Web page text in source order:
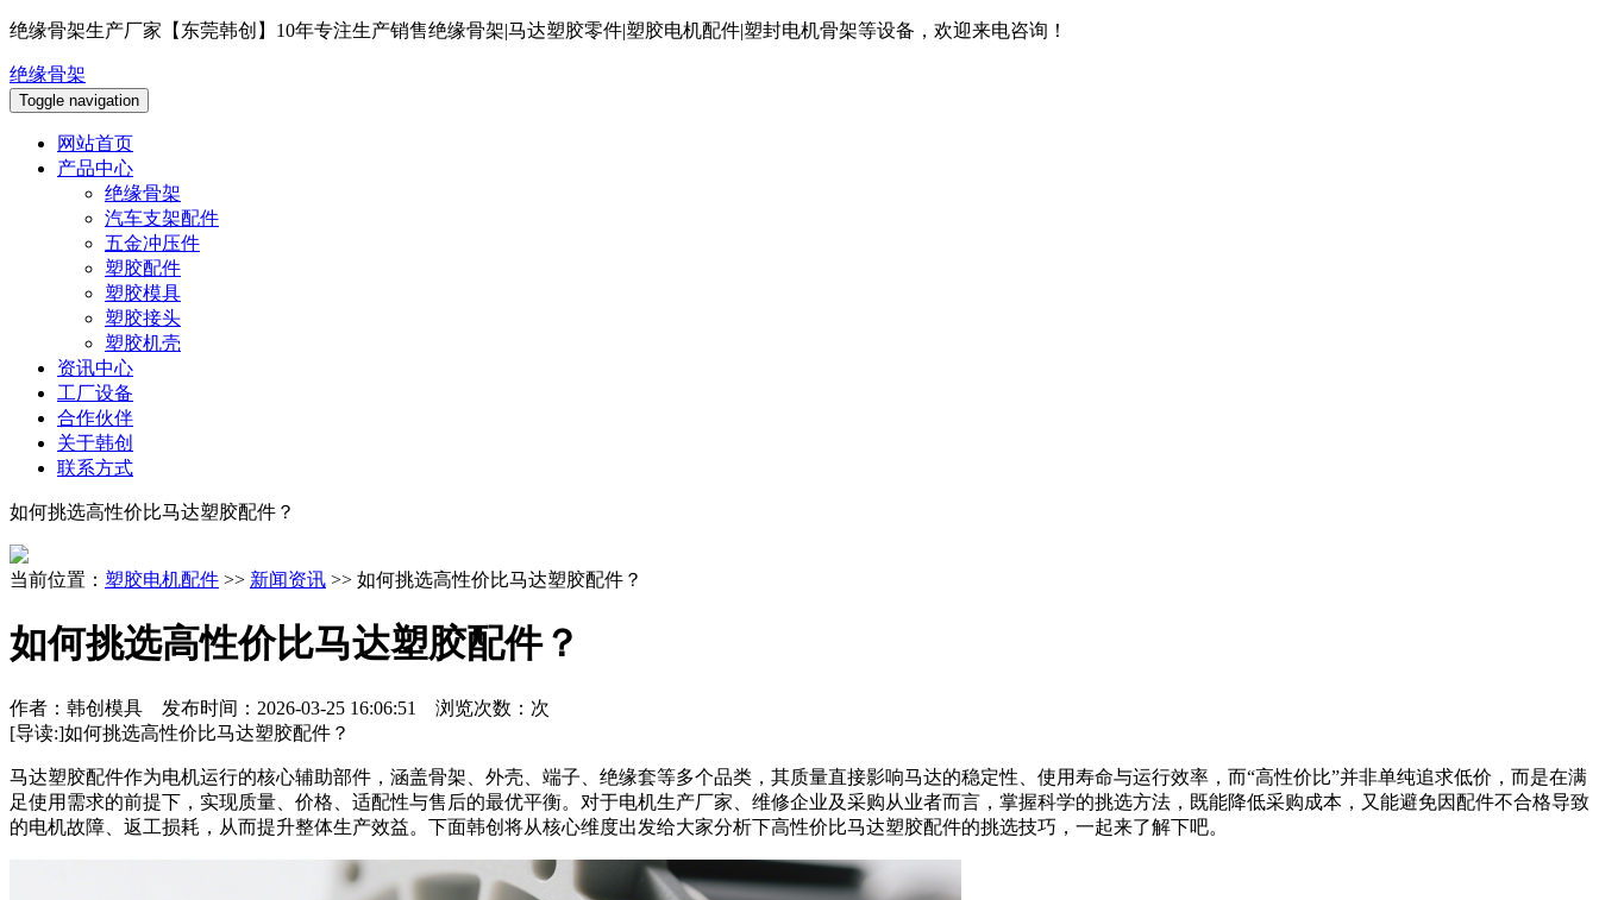
绝缘骨架生产厂家【东莞韩创】10年专注生产销售绝缘骨架|马达塑胶零件|塑胶电机配件|塑封电机骨架等设备，欢迎来电咨询！
绝缘骨架
Toggle navigation
网站首页
产品中心
绝缘骨架
汽车支架配件
五金冲压件
塑胶配件
塑胶模具
塑胶接头
塑胶机壳
资讯中心
工厂设备
合作伙伴
关于韩创
联系方式
如何挑选高性价比马达塑胶配件？
当前位置： 塑胶电机配件 >> 新闻资讯 >> 如何挑选高性价比马达塑胶配件？
如何挑选高性价比马达塑胶配件？
作者：韩创模具 发布时间： 2026-03-25 16:06:51 浏览次数： 次
[导读:]如何挑选高性价比马达塑胶配件？
马达塑胶配件作为电机运行的核心辅助部件，涵盖骨架、外壳、端子、绝缘套等多个品类，其质量直接影响马达的稳定性、使用寿命与运行效率，而“高性价比”并非单纯追求低价，而是在满
足使用需求的前提下，实现质量、价格、适配性与售后的最优平衡。对于电机生产厂家、维修企业及采购从业者而言，掌握科学的挑选方法，既能降低采购成本，又能避免因配件不合格导致
的电机故障、返工损耗，从而提升整体生产效益。下面韩创将从核心维度出发给大家分析下高性价比马达塑胶配件的挑选技巧，一起来了解下吧。